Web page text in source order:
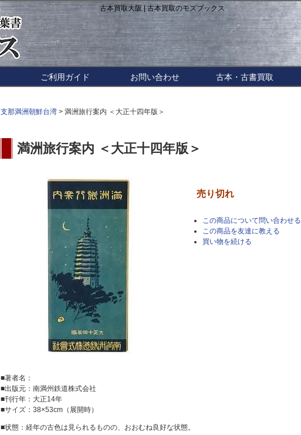
古本買取大阪 | 古本買取のモズブックス
ご利用ガイド お問い合わせ 古本・古書買取
支那満洲朝鮮台湾 > 満洲旅行案内 ＜大正十四年版＞
満洲旅行案内 ＜大正十四年版＞
売り切れ
この商品について問い合わせる
この商品を友達に教える
買い物を続ける
■著者名：
■出版元：南満州鉄道株式会社
■刊行年：大正14年
■サイズ：38×53cm（展開時）
■状態：経年の古色は見られるものの、おおむね良好な状態。